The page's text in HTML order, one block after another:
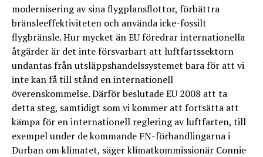
modernisering av sina flygplansflottor, förbättra
bränsleeffektiviteten och använda icke-fossilt
flygbränsle. Hur mycket än EU föredrar internationella
åtgärder är det inte försvarbart att luftfartssektorn
undantas från utsläppshandelssystemet bara för att vi
inte kan få till stånd en internationell
överenskommelse. Därför beslutade EU 2008 att ta
detta steg, samtidigt som vi kommer att fortsätta att
kämpa för en internationell reglering av luftfarten, till
exempel under de kommande FN-förhandlingarna i
Durban om klimatet, säger klimatkommissionär Connie